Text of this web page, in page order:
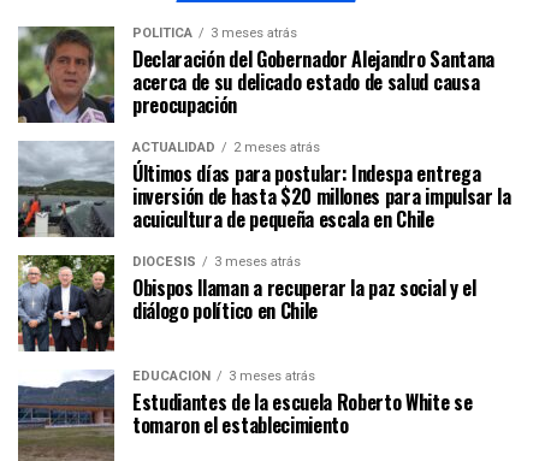
POLÍTICA 3 meses atrás
Declaración del Gobernador Alejandro Santana
acerca de su delicado estado de salud causa
preocupación
ACTUALIDAD 2 meses atrás
Últimos días para postular: Indespa entrega
inversión de hasta $20 millones para impulsar la
acuicultura de pequeña escala en Chile
DIÓCESIS 3 meses atrás
Obispos llaman a recuperar la paz social y el
diálogo político en Chile
EDUCACIÓN 3 meses atrás
Estudiantes de la escuela Roberto White se
tomaron el establecimiento